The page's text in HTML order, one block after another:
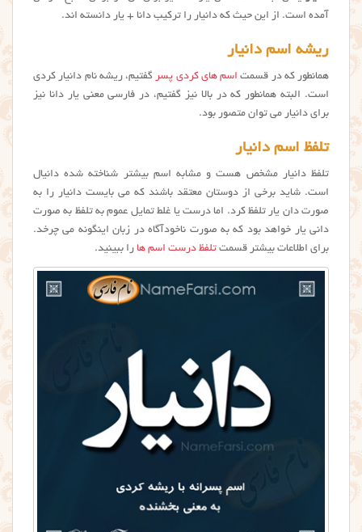
آمده است. از این حیث که دانیار را ترکیب دانا + یار دانسته اند.
ریشه اسم دانیار
همانطور که در قسمت اسم های کردی پسر گفتیم، ریشه نام دانیار کردی
است. البته همانطور که در بالا نیز گفتیم، در فارسی معنی یار دانا نیز
برای دانيار می توان متصور بود.
تلفظ اسم دانیار
تلفظ دانیار مشخص هست و مشابه اسم بیشتر شناخته شده دانیال
است. شاید برخی از دوستان معتقد باشند که می بایست دانيار را به
صورت دان یار تلفظ کرد. اما درست یا غلط تمایل عموم به تلفظ به صورت
دانی یار خواهد بود که به صورت ناخودآگاه در زبان اینگونه می چرخد.
برای اطلاعات بیشتر قسمت تلفظ درست اسم ها را ببینید.